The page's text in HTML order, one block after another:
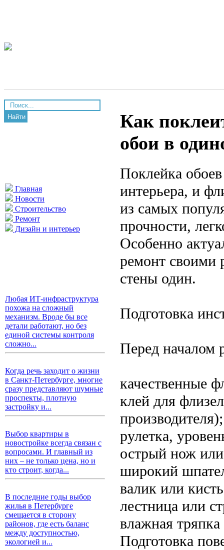
Найти
Главная
Новости
Строительство
Ремонт
Дизайн и интерьер
Любая ИТ-инфраструктура
похожа на сложный
механизм. Вроде бы все
детали работают, но без
единой системы контроля
сложно...
Когда речь заходит о жизни
в Санкт-Петербурге, многие
сразу представляют шумные
проспекты, плотную
застройку и...
Выбор квартиры в
новостройке всегда связан с
вопросами. И главный из
них – не только цена, но и
кто строит, когда...
В последние годы выбор
жилья в Петербурге
смещается в сторону
районов, где есть баланс
между доступностью,
экологией и...
Как
обои в
Поклейка
интерьера, и
из самых
прочности,
Особенно
ремонт своими
стены один.
Подготовка
Перед началом
качественные
клей для
производителя);
рулетка,
острый нож
широкий
валик или
лестница или
влажная
Подготовка